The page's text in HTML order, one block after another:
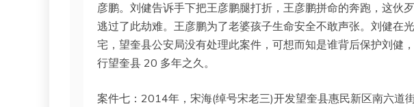
彦鹏。刘健告诉手下把王彦鹏腿打折，王彦鹏拼命的奔跑，这伙
逃过了此劫难。王彦鹏为了老婆孩子生命安全不敢声张。刘健在
宅，望奎县公安局没有处理此案件，可想而知是谁背后保护刘健
行望奎县 20 多年之久。
案件七：2014年，宋海(绰号宋老三)开发望奎县惠民新区南六道